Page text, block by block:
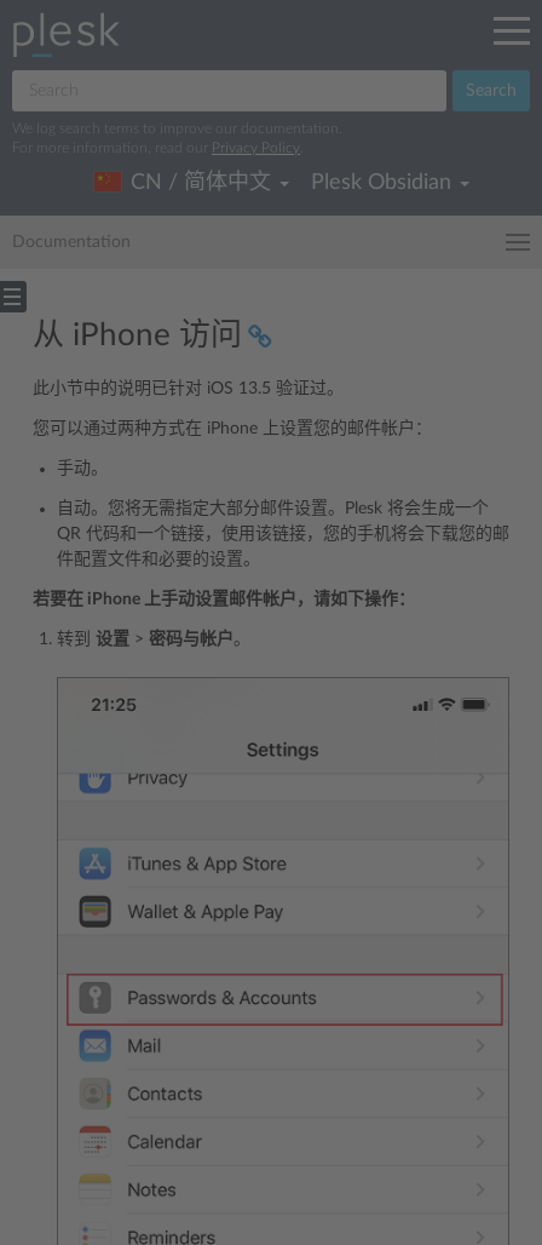
Search
We log search terms to improve our documentation.
For more information, read our
Privacy Policy
CN / 简体中文 Plesk Obsidian
Documentation
从 iPhone 访问
此小节中的说明已针对 iOS 13.5 验证过。
您可以通过两种方式在 iPhone 上设置您的邮件帐户：
手动。
自动。您将无需指定大部分邮件设置。Plesk 将会生成一个
QR 代码和一个链接，使用该链接，您的手机将会下载您的邮
件配置文件和必要的设置。
若要在 iPhone 上手动设置邮件帐户，请如下操作：
转到 设置 > 密码与帐户。